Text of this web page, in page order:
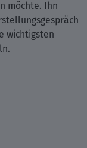
möchte. Ihn
wichtigsten